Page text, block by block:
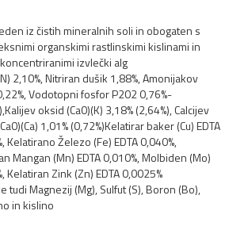
iz čistih mineralnih soli in obogaten s
organskimi rastlinskimi kislinami in
izvlečki alg
2,10%, Nitriran dušik 1,88%, Amonijakov
Vodotopni fosfor P202 0,76%-
oksid (Ca0)(K) 3,18% (2,64%), Calcijev
1,01% (0,72%)Kelatirar baker (Cu) EDTA
Kelatirano Železo (Fe) EDTA 0,040%,
Mangan (Mn) EDTA 0,010%, Molbiden (Mo)
Kelatiran Zink (Zn) EDTA 0,0025%
tudi Magnezij (Mg), Sulfut (S), Boron (Bo),
in kislino